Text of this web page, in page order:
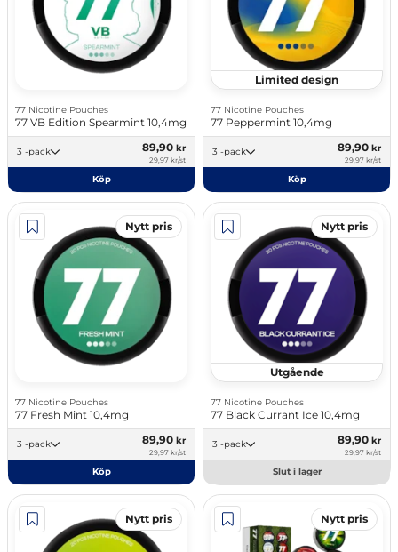
77 Nicotine Pouches
77 VB Edition Spearmint 10,4mg
3 -pack 89,90 kr
29,97 kr/st
Köp
Limited design
77 Nicotine Pouches
77 Peppermint 10,4mg
3 -pack 89,90 kr
29,97 kr/st
Köp
Nytt pris
77 Nicotine Pouches
77 Fresh Mint 10,4mg
3 -pack 89,90 kr
29,97 kr/st
Köp
Nytt pris
Utgående
77 Nicotine Pouches
77 Black Currant Ice 10,4mg
3 -pack 89,90 kr
29,97 kr/st
Slut i lager
Nytt pris Nytt pris